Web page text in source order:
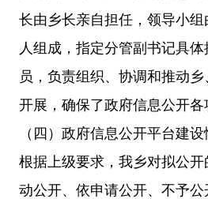
长由乡长亲自担任，领导小组
人组成，指定分管副 书记具体
员，负责组织、协调和推动乡
开展，确保了政府信息公开各
（四）政府信息公开平台建
根据上级要求，我乡对拟公
动公开、依申请公开、不予